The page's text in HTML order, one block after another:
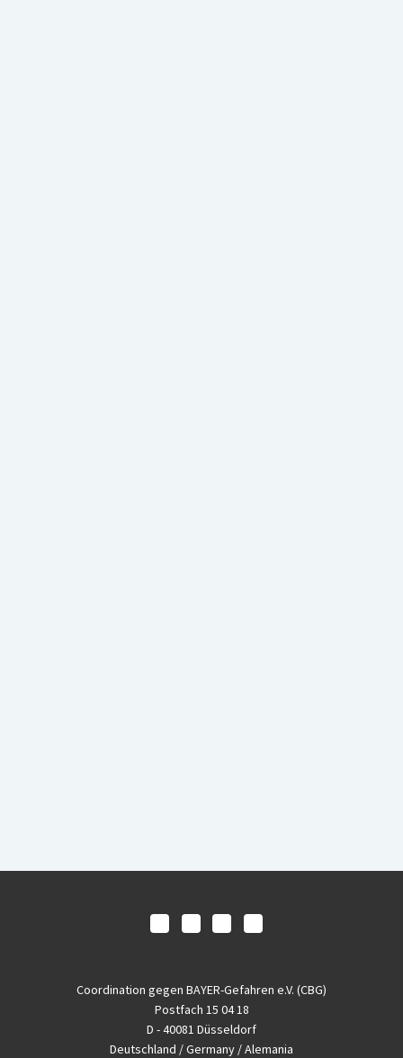
Coordination gegen BAYER-Gefahren e.V. (CBG)
Postfach 15 04 18
D - 40081 Düsseldorf
Deutschland / Germany / Alemania